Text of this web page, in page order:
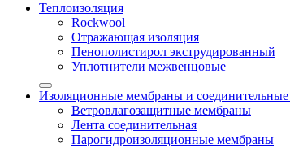
Теплоизоляция
Rockwool
Отражающая изоляция
Пенополистирол экструдированный
Уплотнители межвенцовые
Изоляционные мембраны и
Ветровлагозащитные мембраны
Лента соединительная
Парогидроизоляционные мембраны